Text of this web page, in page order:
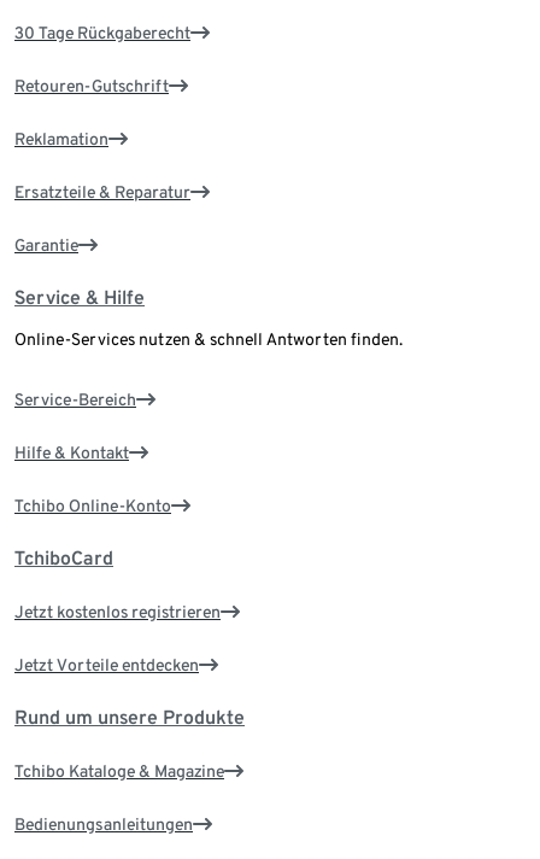
30 Tage Rückgaberecht
Retouren-Gutschrift
Reklamation
Ersatzteile & Reparatur
Garantie
Service & Hilfe
Online-Services nutzen & schnell Antworten finden.
Service-Bereich
Hilfe & Kontakt
Tchibo Online-Konto
TchiboCard
Jetzt kostenlos registrieren
Jetzt Vorteile entdecken
Rund um unsere Produkte
Tchibo Kataloge & Magazine
Bedienungsanleitungen